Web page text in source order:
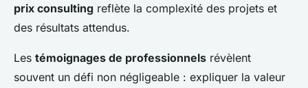
prix consulting reflète la complexité des projets et
des résultats attendus.
Les témoignages de professionnels révèlent
souvent un défi non négligeable : expliquer la valeur